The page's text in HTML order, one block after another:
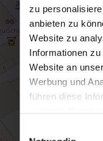
zu
anbieten zu
Website zu
Informationen
Website an
Werbung und
führen diese
weiteren Daten